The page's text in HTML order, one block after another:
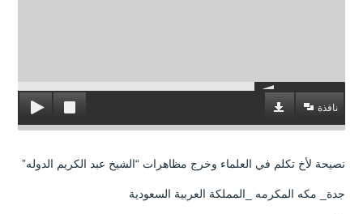
نافذة
نصيحة لأخ تكلم في العلماء وخرج مظاهرات “الشيخ عبد الكريم الدوله”
جدة_ مكه المكرمه _المملكة العربية السعودية